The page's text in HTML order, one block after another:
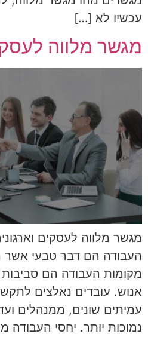
עכשיו לא […]
מגשר מלווה
מגשר מלווה לעסקים
העבודה הם דבר טבעי אשר
מקומות העבודה הם סביבות
אנוש. עובדים נאלצים
עמיתים שונים, ממנהלים
נמוכות יותר. יחסי העבודה